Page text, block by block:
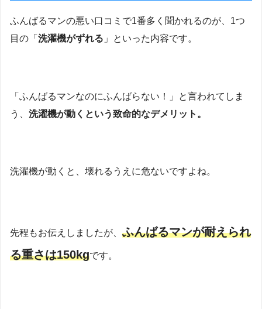
ふんばるマンの悪い口コミで1番多く聞かれるのが、1つ
目の「 洗濯機がずれる 」といった内容です。
「ふんばるマンなのにふんばらない！」と言われてしま
う、 洗濯機が動くという致命的なデメリット。
洗濯機が動くと、壊れるうえに危ないですよね。
先程もお伝えしましたが、 ふんばるマンが耐えられ
る重さは150kgです。